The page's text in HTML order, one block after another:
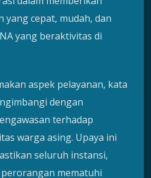
yang cepat, mudah, dan
yang beraktivitas di
aspek pelayanan, kata
dengan
terhadap
warga asing. Upaya ini
seluruh instansi,
mematuhi